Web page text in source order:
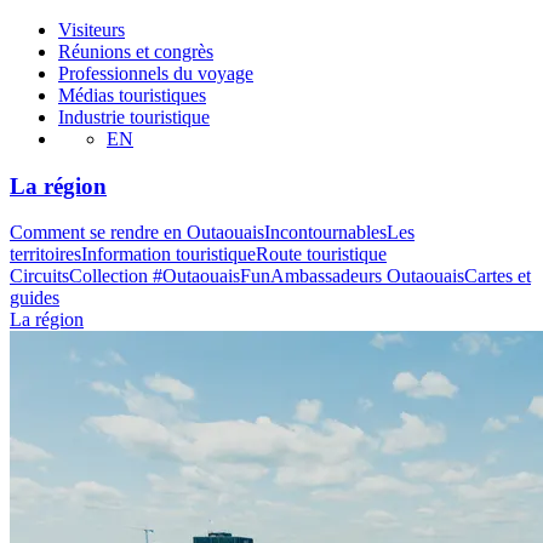
Visiteurs
Réunions et congrès
Professionnels du voyage
Médias touristiques
Industrie touristique
EN
La région
Comment se rendre en OutaouaisIncontournablesLes
territoiresInformation touristiqueRoute touristique
CircuitsCollection #OutaouaisFunAmbassadeurs OutaouaisCartes et
guides
La région